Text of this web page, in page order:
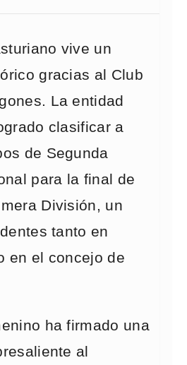
vive un
gracias al Club
La entidad
clasificar a
de Segunda
para la final de
División, un
tanto en
en el concejo de
ha firmado una
al